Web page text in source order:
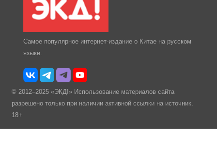
Самое популярное интернет-издание о Китае на русском
языке.
© 2012–2025 «ЭКД!» Использование материалов сайта
разрешено только при наличии активной ссылки на источник.
18+